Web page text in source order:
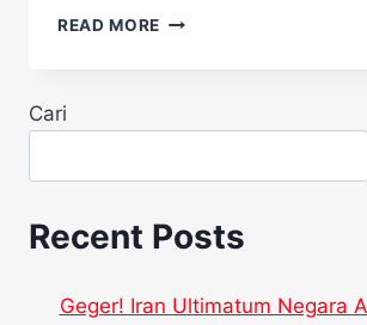
READ MORE SEJUMLAH
JATUHKAN
PRESIDEN
Cari
Recent Posts
Geger! Iran Ultimatum Negara